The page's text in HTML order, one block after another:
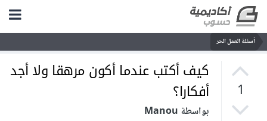
أسئلة العمل الحر
1
كيف أكتب عندما أكون مرهقا ولا أجد
أفكارا؟
بواسطة Manou